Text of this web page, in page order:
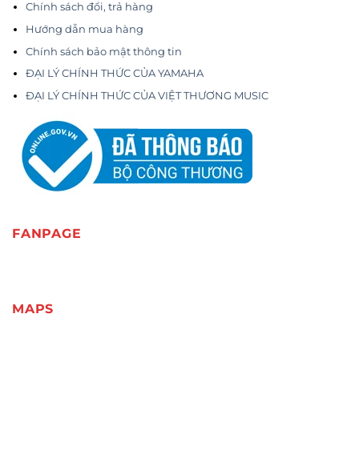
Chính sách đổi, trả hàng
Hướng dẫn mua hàng
Chính sách bảo mật thông tin
ĐẠI LÝ CHÍNH THỨC CỦA YAMAHA
ĐẠI LÝ CHÍNH THỨC CỦA VIỆT THƯƠNG MUSIC
FANPAGE
MAPS